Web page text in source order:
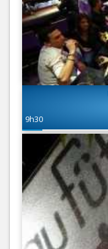
9h30